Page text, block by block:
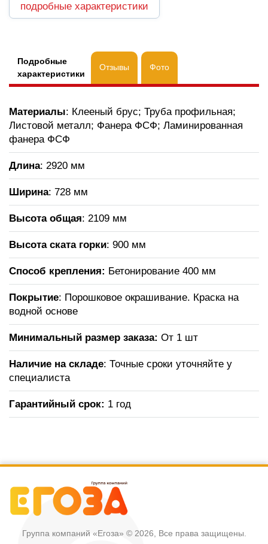
подробные характеристики
Подробные
характеристики
Отзывы Фото
Материалы: Клееный брус; Труба профильная;
Листовой металл; Фанера ФСФ; Ламинированная
фанера ФСФ
Длина: 2920 мм
Ширина: 728 мм
Высота общая: 2109 мм
Высота ската горки: 900 мм
Способ крепления: Бетонирование 400 мм
Покрытие: Порошковое окрашивание. Краска на
водной основе
Минимальный размер заказа: От 1 шт
Наличие на складе: Точные сроки уточняйте у
специалиста
Гарантийный срок: 1 год
Группа компаний «Егоза» © 2026, Все права защищены.